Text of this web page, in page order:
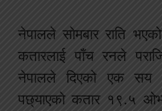
नेपालले सोमबार राति
कतारलाई पाँच रनले
नेपालले दिएको एक सय
पछ्याएको कतार १९.५